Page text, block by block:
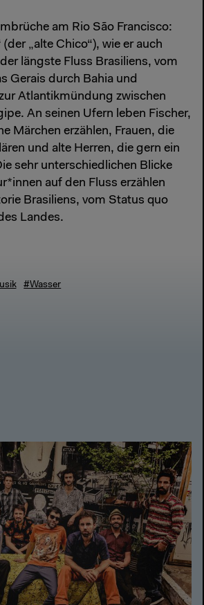
am Rio São Francisco:
(der „alte Chico“), wie er auch
längste Fluss Brasiliens, vom
Gerais durch Bahia und
Atlantikmündung zwischen
An seinen Ufern leben Fischer,
Märchen erzählen, Frauen, die
und alte Herren, die gern ein
sehr unterschiedlichen Blicke
auf den Fluss erzählen
Brasiliens, vom Status quo
Landes.
#Wasser